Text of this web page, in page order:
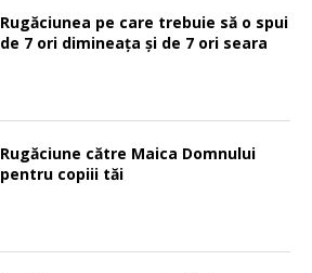
Rugăciunea pe care trebuie să o spui
de 7 ori dimineața și de 7 ori seara
Rugăciune către Maica Domnului
pentru copiii tăi